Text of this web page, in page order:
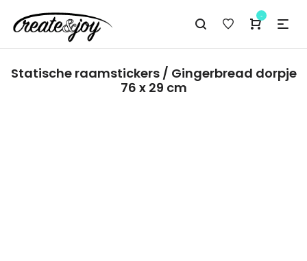
-
Statische raamstickers / Gingerbread dorpje
76 x 29 cm